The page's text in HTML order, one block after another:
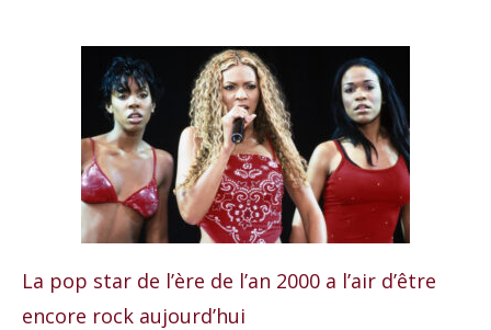
La pop star de l’ère de l’an 2000 a l’air d’être
encore rock aujourd’hui